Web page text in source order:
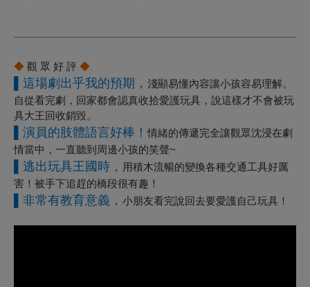
◆ 觀 眾 好 評 ◆
這場劇出乎我的預期， 淺顯易懂內容讓小孩容易理解。
自從看完劇，回家都會認真收拾愛護玩具，說這樣才不會被玩
具大王回收銷毀。
演員的肢體語言好棒！ 情緒的傳遞完全讓觀眾沈浸在劇
情當中，一直聽到周邊小孩的笑聲~
逃出玩具王國時， 用積木流暢的變換各種交通工具好厲
害！被手下追趕的橋段很有趣！
非常有教育意義， 小朋友看完說回去要愛護自己玩具！